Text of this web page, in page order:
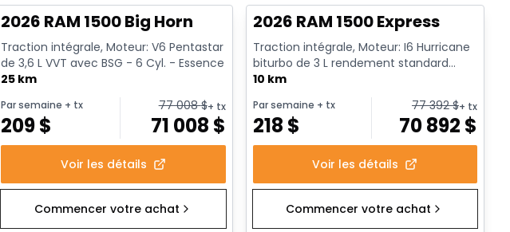
2026 RAM 1500 Big Horn
Traction intégrale, Moteur: V6 Pentastar
de 3,6 L VVT avec BSG - 6 Cyl. - Essence
25 km
Par semaine + tx
209$
77 008$+ tx
71 008 $
Voir les détails
Commencer votre achat
2026 RAM 1500 Express
Traction intégrale, Moteur: I6 Hurricane
biturbo de 3 L rendement standard
avec arrêt au ralenti - 6...
10 km
Par semaine + tx
218 $
77 392$+ tx
70 892 $
Voir les détails
Commencer votre achat